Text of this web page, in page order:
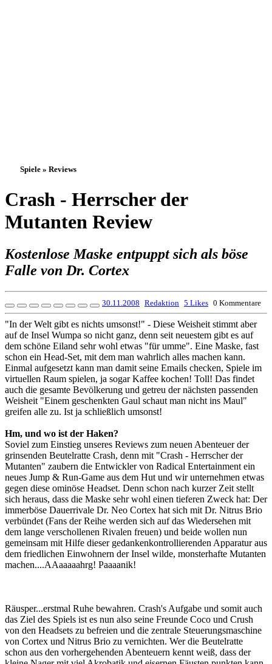
Spiele » Reviews
Crash - Herrscher der
Mutanten Review
Kostenlose Maske entpuppt sich als böse
Falle von Dr. Cortex
30.11.2008 Redaktion 5 Likes 0 Kommentare
"In der Welt gibt es nichts umsonst!" - Diese Weisheit stimmt aber
auf de Insel Wumpa so nicht ganz, denn seit neuestem gibt es auf
dem schöne Eiland sehr wohl etwas "für umme". Eine Maske, fast
schon ein Head-Set, mit dem man wahrlich alles machen kann.
Einmal aufgesetzt kann man damit seine Emails checken, Spiele im
virtuellen Raum spielen, ja sogar Kaffee kochen! Toll! Das findet
auch die gesamte Bevölkerung und getreu der nächsten passenden
Weisheit "Einem geschenkten Gaul schaut man nicht ins Maul"
greifen alle zu. Ist ja schließlich umsonst!
Hm, und wo ist der Haken?
Soviel zum Einstieg unseres Reviews zum neuen Abenteuer der
grinsenden Beutelratte Crash, denn mit "Crash - Herrscher der
Mutanten" zaubern die Entwickler von Radical Entertainment ein
neues Jump & Run-Game aus dem Hut und wir unternehmen etwas
gegen diese ominöse Headset. Denn schon nach kurzer Zeit stellt
sich heraus, dass die Maske sehr wohl einen tieferen Zweck hat: Der
immerböse Dauerrivale Dr. Neo Cortex hat sich mit Dr. Nitrus Brio
verbündet (Fans der Reihe werden sich auf das Wiedersehen mit
dem lange verschollenen Rivalen freuen) und beide wollen nun
gemeinsam mit Hilfe dieser gedankenkontrollierenden Apparatur aus
dem friedlichen Einwohnern der Insel wilde, monsterhafte Mutanten
machen....AAaaaaahrg! Paaaanik!
Räusper...erstmal Ruhe bewahren. Crash's Aufgabe und somit auch
das Ziel des Spiels ist es nun also seine Freunde Coco und Crush
von den Headsets zu befreien und die zentrale Steuerungsmaschine
von Cortex und Nitrus Brio zu vernichten. Wer die Beutelratte
schon aus den vorhergehenden Abenteuern kennt weiß, dass der